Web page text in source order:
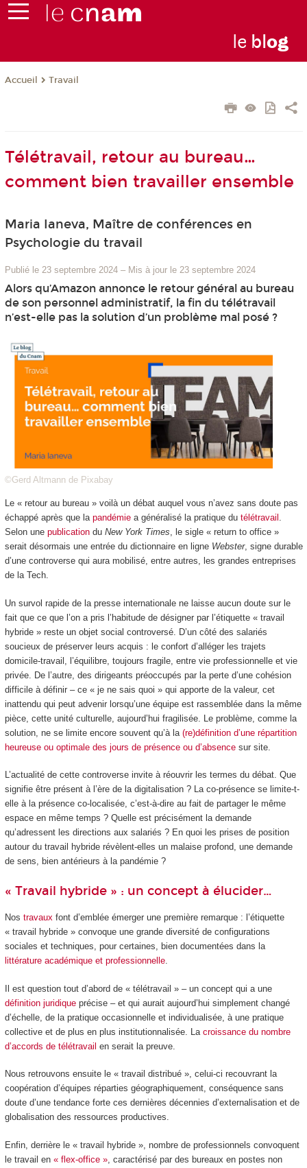
le blog
Accueil Travail
Télétravail, retour au bureau…
comment bien travailler ensemble
Maria Ianeva, Maître de conférences en
Psychologie du travail
Publié le 23 septembre 2024 – Mis à jour le 23 septembre 2024
Alors qu’Amazon annonce le retour général au bureau
de son personnel administratif, la fin du télétravail
n’est-elle pas la solution d’un problème mal posé ?
©Gerd Altmann de Pixabay
Le « retour au bureau » voilà un débat auquel vous n’avez sans doute pas
échappé après que la pandémiea généralisé la pratique du télétravail .
Selon une publicationdu New York Times, le sigle « return to office »
serait désormais une entrée du dictionnaire en ligne Webster, signe durable
d’une controverse qui aura mobilisé, entre autres, les grandes entreprises
de la Tech.
Un survol rapide de la presse internationale ne laisse aucun doute sur le
fait que ce que l’on a pris l’habitude de désigner par l’étiquette « travail
hybride » reste un objet social controversé. D’un côté des salariés
soucieux de préserver leurs acquis : le confort d’alléger les trajets
domicile-travail, l’équilibre, toujours fragile, entre vie professionnelle et vie
privée. De l’autre, des dirigeants préoccupés par la perte d’une cohésion
difficile à définir – ce « je ne sais quoi » qui apporte de la valeur, cet
inattendu qui peut advenir lorsqu’une équipe est rassemblée dans la même
pièce, cette unité culturelle, aujourd’hui fragilisée. Le problème, comme la
solution, ne se limite encore souvent qu’à la (re)définition d’une répartition
heureuse ou optimale des jours de présence ou d’absencesur site.
L’actualité de cette controverse invite à réouvrir les termes du débat. Que
signifie être présent à l’ère de la digitalisation ? La co-présence se limite-t-
elle à la présence co-localisée, c’est-à-dire au fait de partager le même
espace en même temps ? Quelle est précisément la demande
qu’adressent les directions aux salariés ? En quoi les prises de position
autour du travail hybride révèlent-elles un malaise profond, une demande
de sens, bien antérieurs à la pandémie ?
« Travail hybride » : un concept à élucider…
Nos travauxfont d’emblée émerger une première remarque : l’étiquette
« travail hybride » convoque une grande diversité de configurations
sociales et techniques, pour certaines, bien documentées dans la
littérature académique et professionnelle.
Il est question tout d’abord de « télétravail » – un concept qui a une
définition juridiqueprécise – et qui aurait aujourd’hui simplement changé
d’échelle, de la pratique occasionnelle et individualisée, à une pratique
collective et de plus en plus institutionnalisée. La croissance du nombre
d’accords de télétravail en serait la preuve.
Nous retrouvons ensuite le « travail distribué », celui-ci recouvrant la
coopération d’équipes réparties géographiquement, conséquence sans
doute d’une tendance forte ces dernières décennies d’externalisation et de
globalisation des ressources productives.
Enfin, derrière le « travail hybride », nombre de professionnels convoquent
le travail en « flex-office », caractérisé par des bureaux en postes non